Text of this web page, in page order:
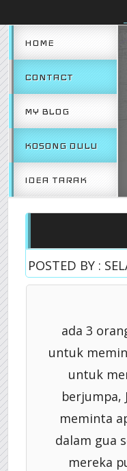
HOME
CONTACT
MY BLOG
KOSONG DULU
IDEA TARAK
POSTED BY :
ada 3
untuk
untuk
berjumpa,
meminta
dalam gua
mereka